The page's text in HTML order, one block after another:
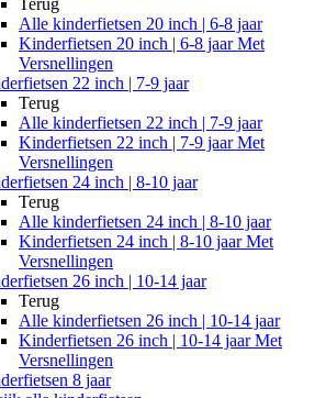
Terug
Alle kinderfietsen 20 inch | 6-8 jaar
Kinderfietsen 20 inch | 6-8 jaar Met
Versnellingen
22 inch | 7-9 jaar
Terug
Alle kinderfietsen 22 inch | 7-9 jaar
Kinderfietsen 22 inch | 7-9 jaar Met
Versnellingen
24 inch | 8-10 jaar
Terug
Alle kinderfietsen 24 inch | 8-10 jaar
Kinderfietsen 24 inch | 8-10 jaar Met
Versnellingen
26 inch | 10-14 jaar
Terug
Alle kinderfietsen 26 inch | 10-14 jaar
Kinderfietsen 26 inch | 10-14 jaar Met
Versnellingen
8 jaar